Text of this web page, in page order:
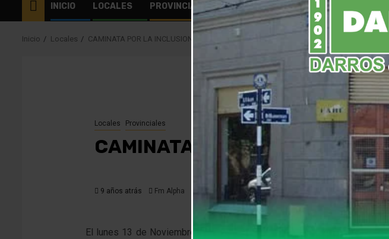
INICIO LOCALES PROVINCIALES EL MUNDO POLICIALES
Inicio Locales CAMINATA POR LA INCLUSION
Locales Provinciales
CAMINATA POR LA INCLUSION
9 años atrás Fm Alpha
El lunes 13 de Noviembre se desarrolló una jornada de inclusión